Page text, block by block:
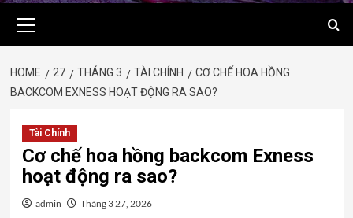
Menu
HOME 27 THÁNG 3 TÀI CHÍNH
CƠ CHẾ HOA HỒNG
BACKCOM EXNESS HOẠT ĐỘNG RA SAO?
Tài Chính
Cơ chế hoa hồng backcom Exness
hoạt động ra sao?
admin Tháng 3 27, 2026